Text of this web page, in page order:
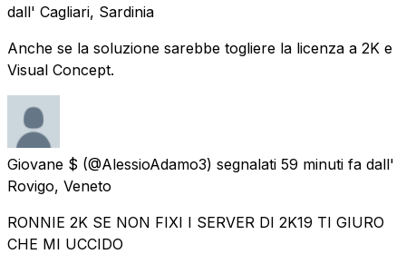
dall' Cagliari, Sardinia
Anche se la soluzione sarebbe togliere la licenza a 2K e
Visual Concept.
Giovane $ (@AlessioAdamo3) segnalati 59 minuti fa dall'
Rovigo, Veneto
RONNIE 2K SE NON FIXI I SERVER DI 2K19 TI GIURO
CHE MI UCCIDO